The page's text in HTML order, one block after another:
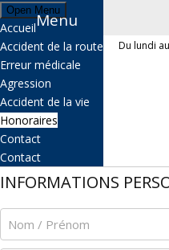
03
OBJET DE VOTRE
INFORMATIONS
Open Menu
Menu
Accueil
Accident de la route
Erreur médicale
Agression
Accident de la vie
Honoraires
Contact
Contact
Du lundi